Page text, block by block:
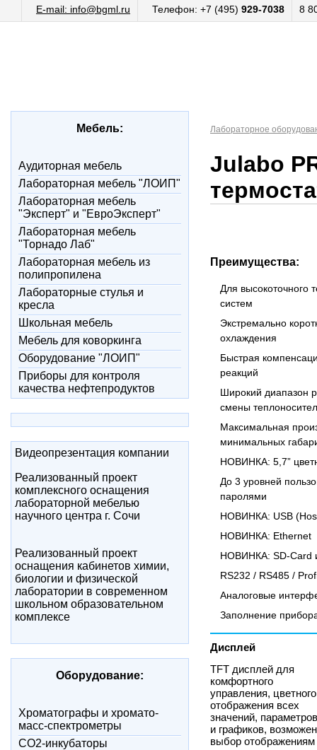
E-mail: info@bgml.ru Телефон: +7 (495) 929-7038 8
Мебель:
Аудиторная мебель
Лабораторная мебель "ЛОИП"
Лабораторная мебель
"Эксперт" и "ЕвроЭксперт"
Лабораторная мебель
"Торнадо Лаб"
Лабораторная мебель из
полипропилена
Лабораторные стулья и
кресла
Школьная мебель
Мебель для коворкинга
Оборудование "ЛОИП"
Приборы для контроля
качества нефтепродуктов
Видеопрезентация компании
Реализованный проект
комплексного оснащения
лабораторной мебелью
научного центра г. Сочи
Реализованный проект
оснащения кабинетов химии,
биологии и физической
лаборатории в современном
школьном образовательном
комплексе
Оборудование:
Xроматографы и хромато-
масс-спектрометры
CO2-инкубаторы
Лабораторное
Julabo
Преимущества:
Для высокоточного
систем
Экстремально
охлаждения
Быстрая
реакций
Широкий диапазон
смены
Максимальная
минимальных
НОВИНКА: 5,7”
До 3 уровней
паролями
НОВИНКА: USB
НОВИНКА: Ethernet
НОВИНКА: SD-Card
RS232 / RS485 /
Аналоговые
Заполнение
Дисплей
TFT дисплей для
комфортного
управления, цветного
отображения всех
значений, параметров
и графиков, возможен
выбор отображениям